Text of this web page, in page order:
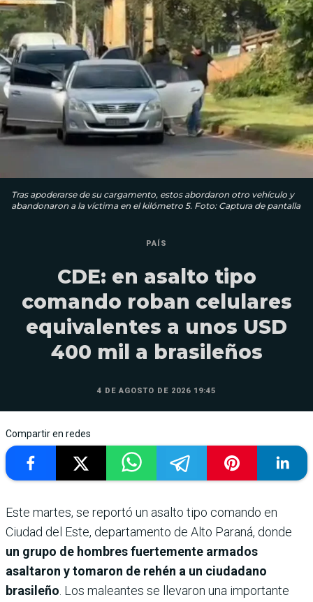
Tras apoderarse de su cargamento, estos abordaron otro vehículo y
abandonaron a la víctima en el kilómetro 5. Foto: Captura de pantalla
PAÍS
CDE: en asalto tipo
comando roban celulares
equivalentes a unos USD
400 mil a brasileños
4 DE AGOSTO DE 2026 19:45
Compartir en redes
Este martes, se reportó un asalto tipo comando en
Ciudad del Este, departamento de Alto Paraná, donde
un grupo de hombres fuertemente armados
asaltaron y tomaron de rehén a un ciudadano
brasileño . Los maleantes se llevaron una importante